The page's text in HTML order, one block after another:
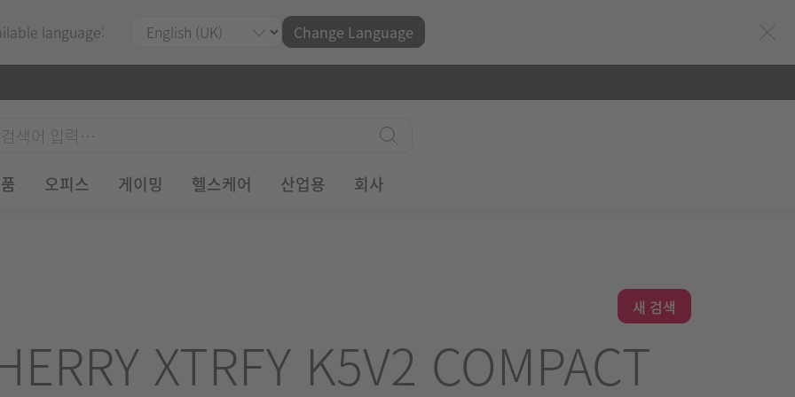
language: Change Language
오피스 게이밍 헬스케어 산업용 회사
새 검색
XTRFY K5V2 COMPACT